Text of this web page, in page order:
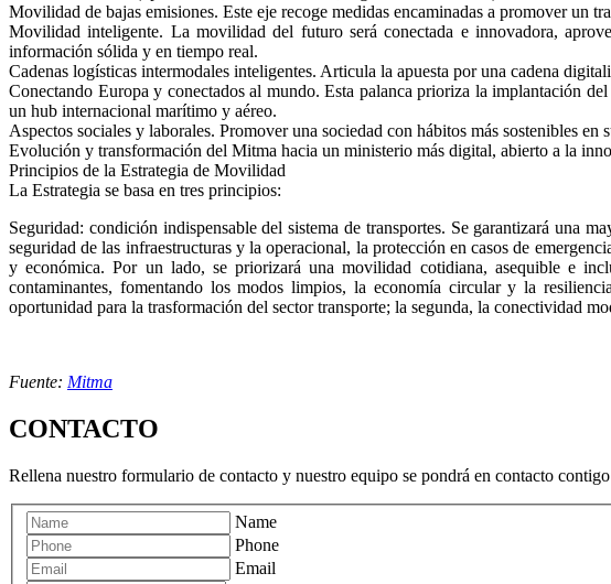
Movilidad de bajas emisiones. Este eje recoge medidas encaminadas a promover un
Movilidad inteligente. La movilidad del futuro será conectada e innovadora,
información sólida y en tiempo real.
Cadenas logísticas intermodales inteligentes. Articula la apuesta por una cadena
Conectando Europa y conectados al mundo. Esta palanca prioriza la implantación
un hub internacional marítimo y aéreo.
Aspectos sociales y laborales. Promover una sociedad con hábitos más sostenibles
Evolución y transformación del Mitma hacia un ministerio más digital, abierto a la
Principios de la Estrategia de Movilidad
La Estrategia se basa en tres principios:
Seguridad: condición indispensable del sistema de transportes. Se garantizará una
seguridad de las infraestructuras y la operacional, la protección en casos de
y económica. Por un lado, se priorizará una movilidad cotidiana, asequible e
contaminantes, fomentando los modos limpios, la economía circular y la
oportunidad para la trasformación del sector transporte; la segunda, la conectividad
Fuente: Mitma
CONTACTO
Rellena nuestro formulario de contacto y nuestro equipo se pondrá en contacto
Name
Phone
Email